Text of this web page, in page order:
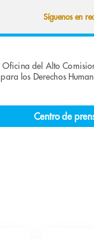
Síguenos en
Oficina del Alto
para los Derechos
Centro de